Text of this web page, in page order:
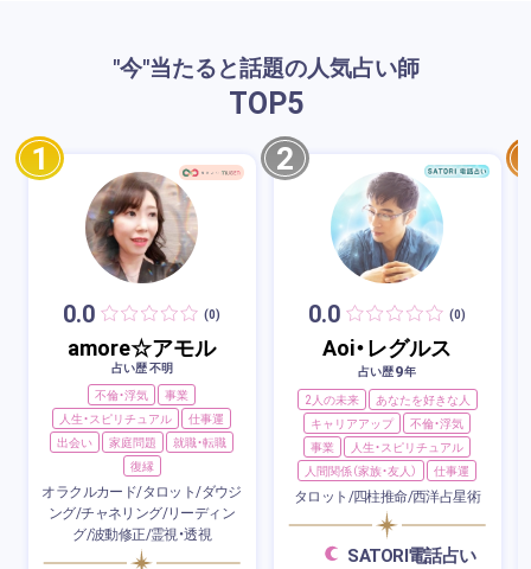
"今"当たると話題の人気占い師
TOP5
1
0.0 (0)
amore☆アモル
占い歴 不明
不倫・浮気
事業
人生・スピリチュアル
仕事運
出会い
家庭問題
就職・転職
復縁
オラクルカード/タロット/ダウジ
ング/チャネリング/リーディン
グ/波動修正/霊視・透視
2
0.0 (0)
Aoi・レグルス
占い歴9年
2人の未来
あなたを好きな人
キャリアアップ
不倫・浮気
事業
人生・スピリチュアル
人間関係（家族・友人）
仕事運
タロット/四柱推命/西洋占星術
SATORI電話占い